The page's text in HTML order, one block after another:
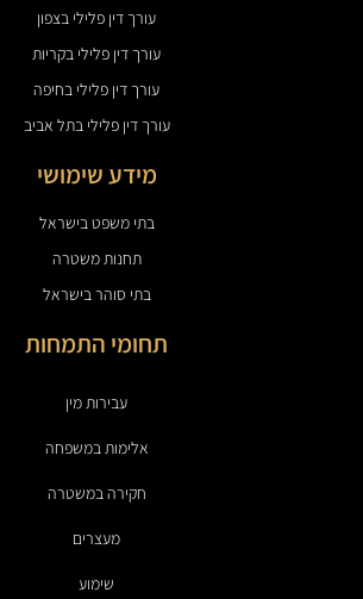
עורך דין פלילי בצפון
עורך דין פלילי בקריות
עורך דין פלילי בחיפה
עורך דין פלילי בתל אביב
מידע שימושי
בתי משפט בישראל
תחנות משטרה
בתי סוהר בישראל
תחומי התמחות
עבירות מין
אלימות במשפחה
חקירה במשטרה
מעצרים
שימוע